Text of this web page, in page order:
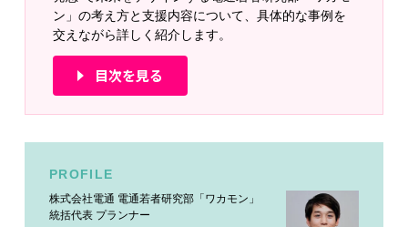
ン」の考え方と支援内容について、具体的な事例を
交えながら詳しく紹介します。
目次を見る
PROFILE
株式会社電通 電通若者研究部「ワカモン」
統括代表 プランナー